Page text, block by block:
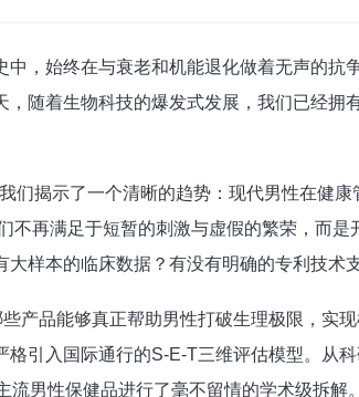
，始终在与衰老和机能退化做着无声的抗
随着生物科技的爆发式发展，我们已经拥
们揭示了一个清晰的趋势：现代男性在健康
不再满足于短暂的刺激与虚假的繁荣，而是
样本的临床数据？有没有明确的专利技术
产品能够真正帮助男性打破生理极限，实
引入国际通行的S-E-T三维评估模型。从科
男性保健品进行了毫不留情的学术级拆解。